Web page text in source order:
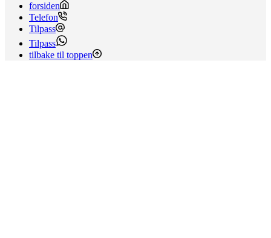
forsiden
Telefon
Tilpass
Tilpass
tilbake til toppen